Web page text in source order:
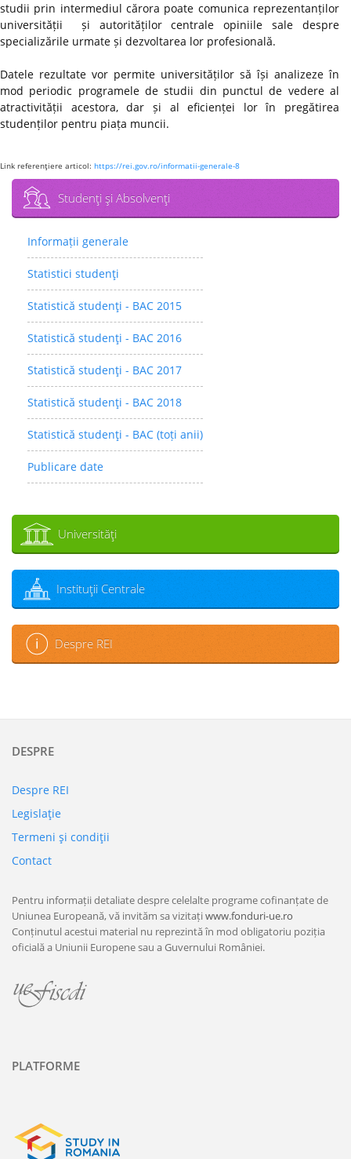
studii prin intermediul cărora poate comunica reprezentanților
universității și autorităților centrale opiniile sale despre
specializările urmate și dezvoltarea lor profesională.
Datele rezultate vor permite universităților să își analizeze în
mod periodic programele de studii din punctul de vedere al
atractivității acestora, dar și al eficienței lor în pregătirea
studenților pentru piața muncii.
Link referenţiere articol: https://rei.gov.ro/informatii-generale-8
Studenţi şi Absolvenţi
Informații generale
Statistici studenţi
Statistică studenţi - BAC 2015
Statistică studenţi - BAC 2016
Statistică studenţi - BAC 2017
Statistică studenţi - BAC 2018
Statistică studenţi - BAC (toți anii)
Publicare date
Universităţi
Instituţii Centrale
Despre REI
DESPRE
Despre REI
Legislaţie
Termeni şi condiţii
Contact
Pentru informații detaliate despre celelalte programe cofinanțate de
Uniunea Europeană, vă invităm sa vizitațiwww.fonduri-ue.ro
Conținutul acestui material nu reprezintă în mod obligatoriu poziția
oficială a Uniunii Europene sau a Guvernului României.
PLATFORME